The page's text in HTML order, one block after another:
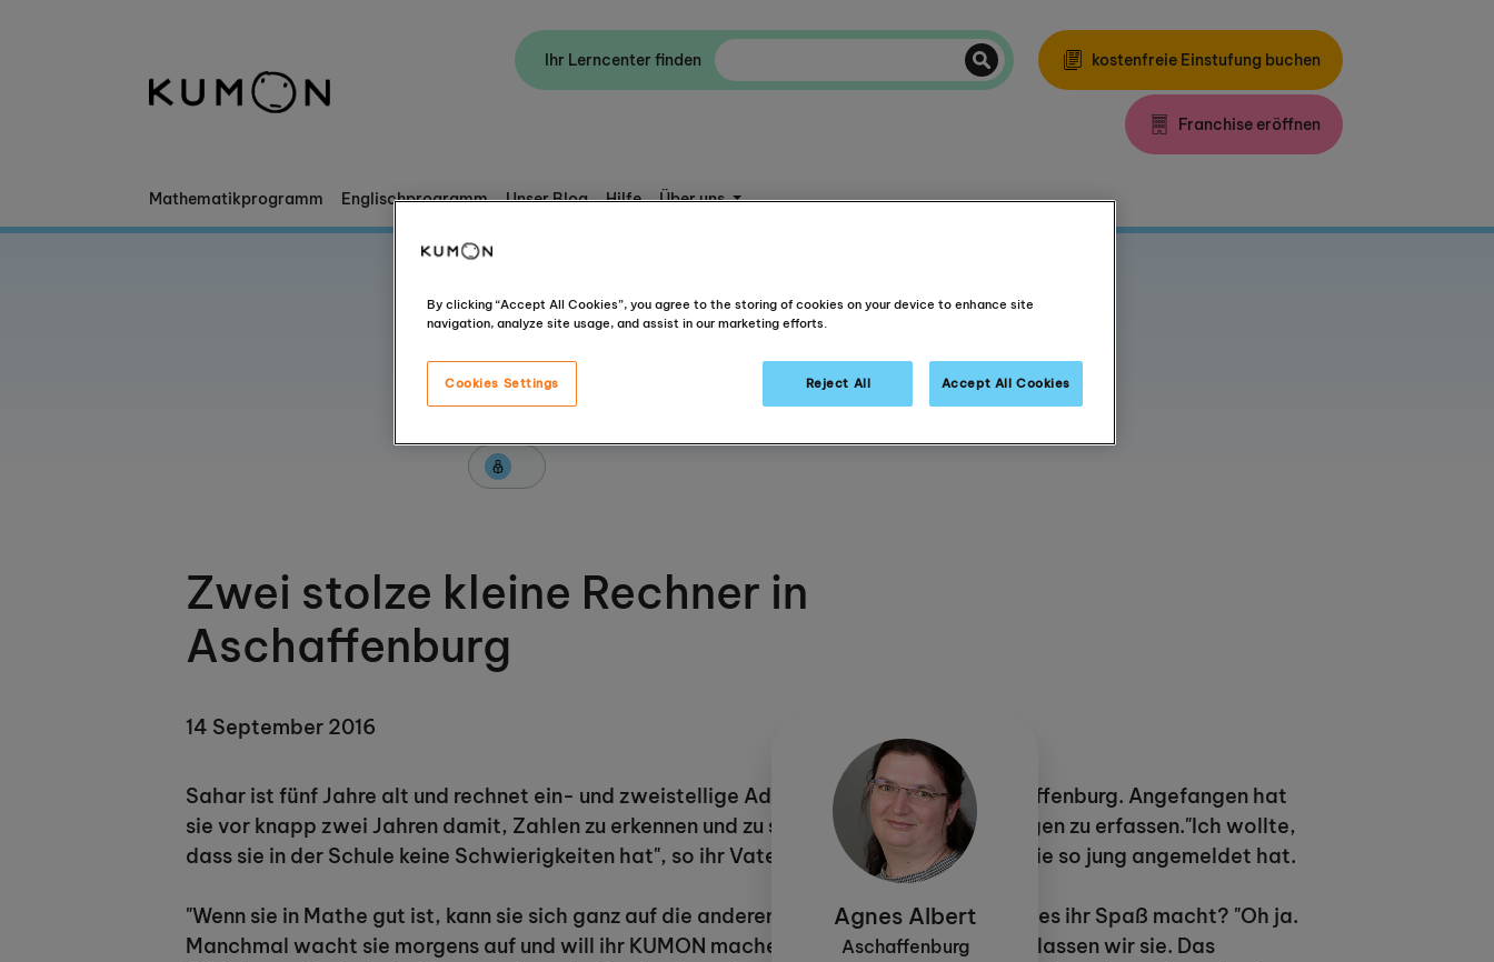
Ihr Lerncenter finden kostenfreie Einstufung buchen
Franchise eröffnen
Mathematikprogramm Englischprogramm Unser Blog Hilfe Über uns
Agnes Albert
Aschaffenburg
Zwei stolze kleine Rechner in
Aschaffenburg
14 September 2016
Sahar ist fünf Jahre alt und rechnet ein- und zweistellige Addition im Lerncenter Aschaffenburg. Angefangen hat
sie vor knapp zwei Jahren damit, Zahlen zu erkennen und zu schreiben sowie Punktmengen zu erfassen."Ich wollte,
dass sie in der Schule keine Schwierigkeiten hat", so ihr Vater auf die Frage, warum er sie so jung angemeldet hat.
"Wenn sie in Mathe gut ist, kann sie sich ganz auf die anderen Fächer konzentrieren." Ob es ihr Spaß macht? "Oh ja.
Manchmal wacht sie morgens auf und will ihr KUMON machen. Wenn sie keine Lust hat, lassen wir sie. Das
Willkommen bei Kumon
Die Geschichte von Kumon
By clicking “Accept All Cookies”, you agree to the storing of cookies on your device to enhance site
navigation, analyze site usage, and assist in our marketing efforts.
Cookies Settings Reject All Accept All Cookies